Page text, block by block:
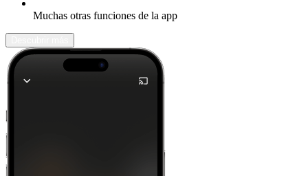
Muchas otras funciones de la app